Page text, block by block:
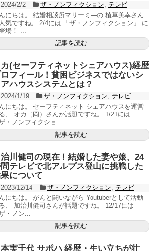
2024/2/2 ザ・ノンフィクション, テレビ
にちは。 結婚相談所マリーミ―の 植草美幸さん
気ですね。 2/4には 「ザ・ノンフィクション」 に
場！ ...
記事を読む
(セーフティネットシェアハウス)経歴
フィール！貧困ビジネスではないシ
アハウスシステムとは？
2024/1/19 ザ・ノンフィクション, テレビ
にちは。 セーフティネット シェアハウスを運営
、 オカ（岡）さんが話題ですね。 1/21には
ザ・ノンフィクショ...
記事を読む
川健司の現在！結婚した妻や娘、24
テレビで北アルプス登山に挑戦した
について
2023/12/14 ザ・ノンフィクション, テレビ
にちは。 がんと闘いながら Youtuberとして活動
、 加治川健司さんが話題ですね。 12/17には
ザ・ノン...
記事を読む
実千代 サポハ 経歴・生い立ちが壮